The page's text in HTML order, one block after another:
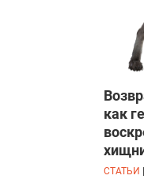
как
СТАТЬИ